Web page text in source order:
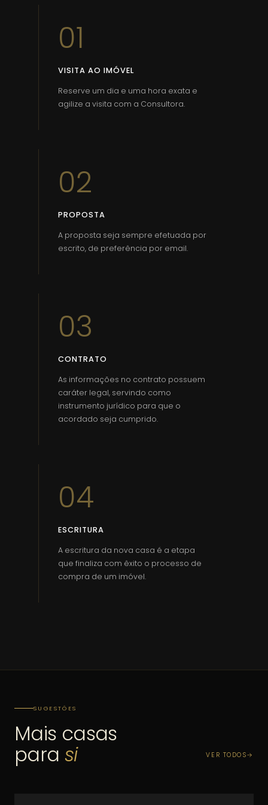
01
VISITA AO IMÓVEL
Reserve um dia e uma hora exata e
agilize a visita com a Consultora.
02
PROPOSTA
A proposta seja sempre efetuada por
escrito, de preferência por email.
03
CONTRATO
As informações no contrato possuem
caráter legal, servindo como
instrumento jurídico para que o
acordado seja cumprido.
04
ESCRITURA
A escritura da nova casa é a etapa
que finaliza com êxito o processo de
compra de um imóvel.
SUGESTÕES
Mais casas
para si VER TODOS